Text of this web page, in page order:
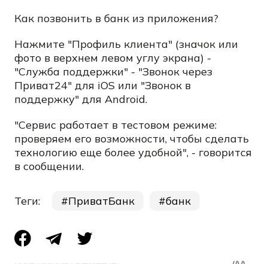
Как позвонить в банк из приложения?
Нажмите "Профиль клиента" (значок или
фото в верхнем левом углу экрана) -
"Служба поддержки" - "Звонок через
Приват24" для iOS или "Звонок в
поддержку" для Android.
"Сервис работает в тестовом режиме:
проверяем его возможности, чтобы сделать
технологию еще более удобной", - говорится
в сообщении.
Теги: ПриватБанк банк